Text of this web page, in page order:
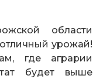
области
урожай!
где аграрии
будет выше